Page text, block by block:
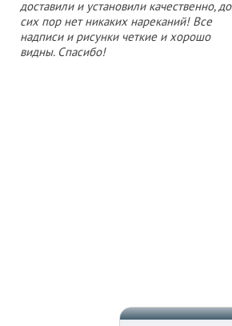
доставили и установили качественно, до
сих пор нет никаких нареканий! Все
надписи и рисунки четкие и хорошо
видны. Спасибо!